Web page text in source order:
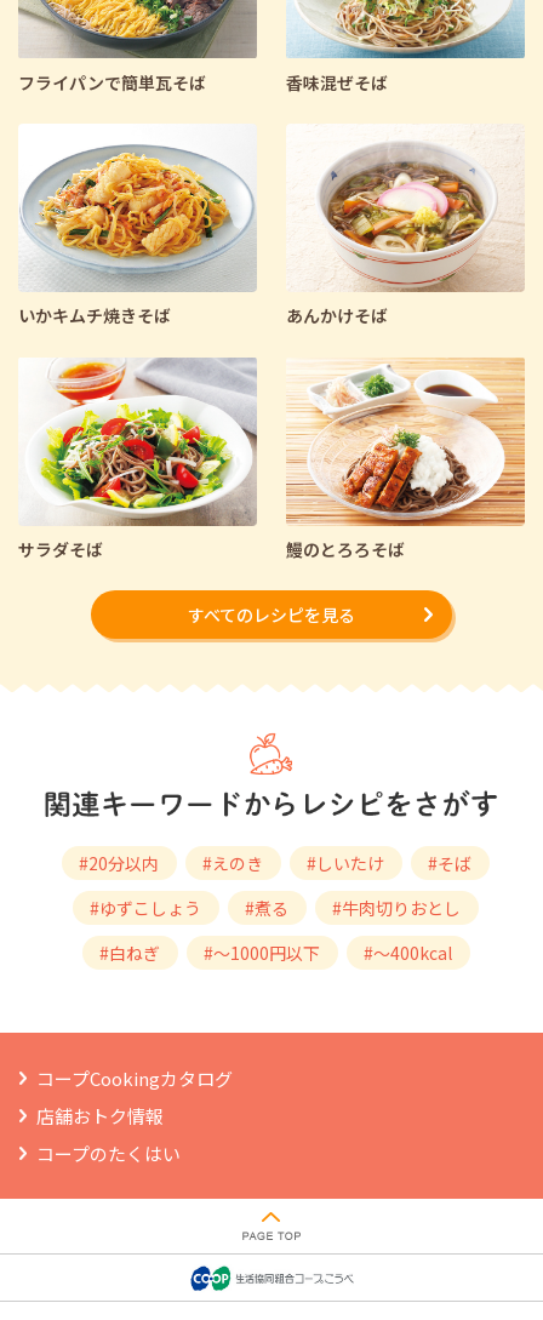
フライパンで簡単瓦そば 香味混ぜそば
いかキムチ焼きそば あんかけそば
サラダそば 鰻のとろろそば
すべてのレシピを見る
#20分以内 #えのき #しいたけ
#そば
#ゆずこしょう
#煮る
#牛肉切りおとし
#白ねぎ
#～1000円以下 #～400kcal
コープCookingカタログ
店舗おトク情報
コープのたくはい